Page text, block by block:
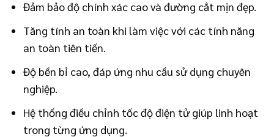
Đảm bảo độ chính xác cao và đường cắt mịn đẹp.
Tăng tính an toàn khi làm việc với các tính năng
an toàn tiên tiến.
Độ bền bỉ cao, đáp ứng nhu cầu sử dụng chuyên
nghiệp.
Hệ thống điều chỉnh tốc độ điện tử giúp linh hoạt
trong từng ứng dụng.